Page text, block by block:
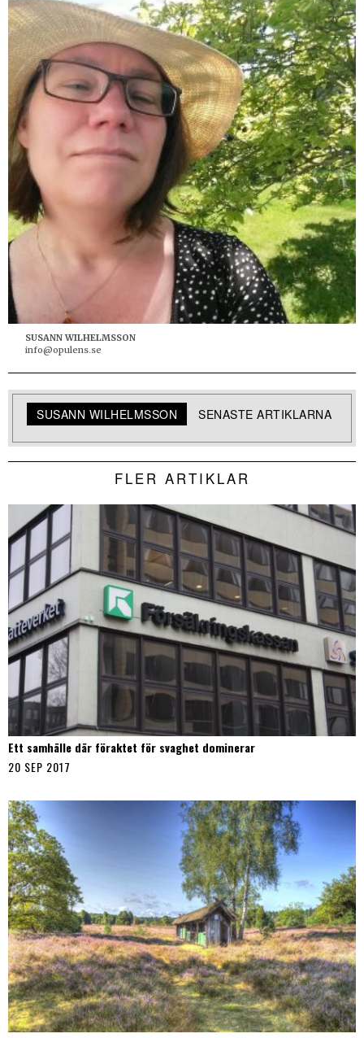
SUSANN WILHELMSSON
info@opulens.se
SUSANN WILHELMSSON SENASTE ARTIKLARNA
FLER ARTIKLAR
Ett samhälle där föraktet för svaghet dominerar
20 SEP 2017